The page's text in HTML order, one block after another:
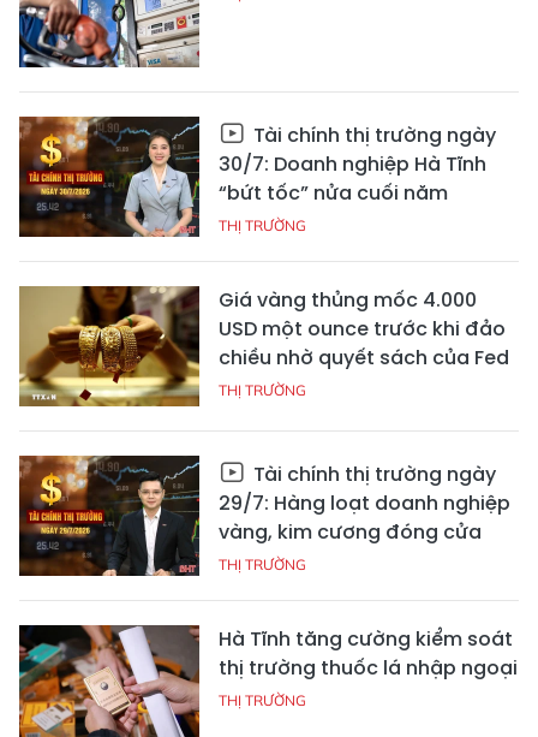
Tài chính thị trường ngày
30/7: Doanh nghiệp Hà Tĩnh
“bứt tốc” nửa cuối năm
THỊ TRƯỜNG
Giá vàng thủng mốc 4.000
USD một ounce trước khi đảo
chiều nhờ quyết sách của Fed
THỊ TRƯỜNG
Tài chính thị trường ngày
29/7: Hàng loạt doanh nghiệp
vàng, kim cương đóng cửa
THỊ TRƯỜNG
Hà Tĩnh tăng cường kiểm soát
thị trường thuốc lá nhập ngoại
THỊ TRƯỜNG